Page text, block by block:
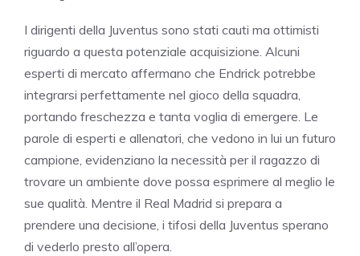
I dirigenti della Juventus sono stati cauti ma ottimisti
riguardo a questa potenziale acquisizione. Alcuni
esperti di mercato affermano che Endrick potrebbe
integrarsi perfettamente nel gioco della squadra,
portando freschezza e tanta voglia di emergere. Le
parole di esperti e allenatori, che vedono in lui un futuro
campione, evidenziano la necessità per il ragazzo di
trovare un ambiente dove possa esprimere al meglio le
sue qualità. Mentre il Real Madrid si prepara a
prendere una decisione, i tifosi della Juventus sperano
di vederlo presto all’opera.